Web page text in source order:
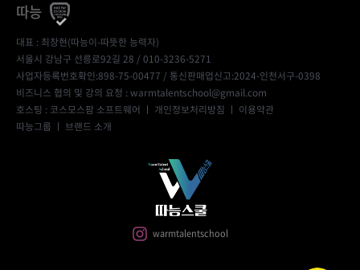
따능
대표 : 최창현(따능이-따뜻한 능력자)
서울시 강남구 선릉로92길 28 / 010-3236-5271
사업자등록번호확인:898-75-00477 / 통신판매업신고:2024-인천서구-0398
비즈니스 협의 및 강의 요청 : warmtalentschool@gmail.com
호스팅 : 코스모스팜 소프트웨어 ㅣ 개인정보처리방침 ㅣ 이용약관
따능그룹 ㅣ 브랜드 소개
warmtalentschool